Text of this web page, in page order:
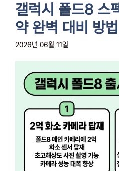
갤럭시 폴드8 스
약 완벽 대비 방법
2026년 06월 11일